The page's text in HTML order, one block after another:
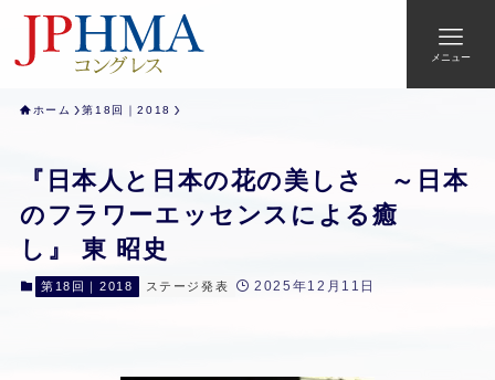
メニュー
ホーム 第18回｜2018
『日本人と日本の花の美しさ ～日本
のフラワーエッセンスによる癒
し』 東 昭史
第18回｜2018 ステージ発表 2025年12月11日